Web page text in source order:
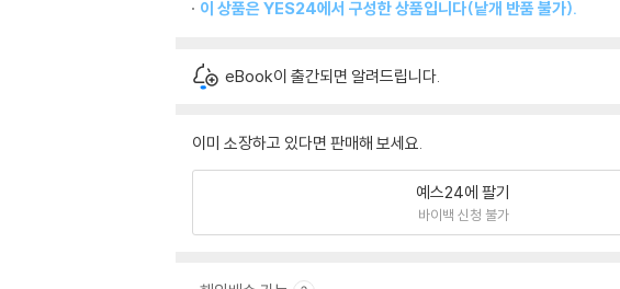
이 상품은 YES24에서 구성한 상품입니다(낱개 반품 불가).
eBook이 출간되면 알려드립니다.
이미 소장하고 있다면 판매해 보세요.
예스24에 팔기
바이백 신청 불가